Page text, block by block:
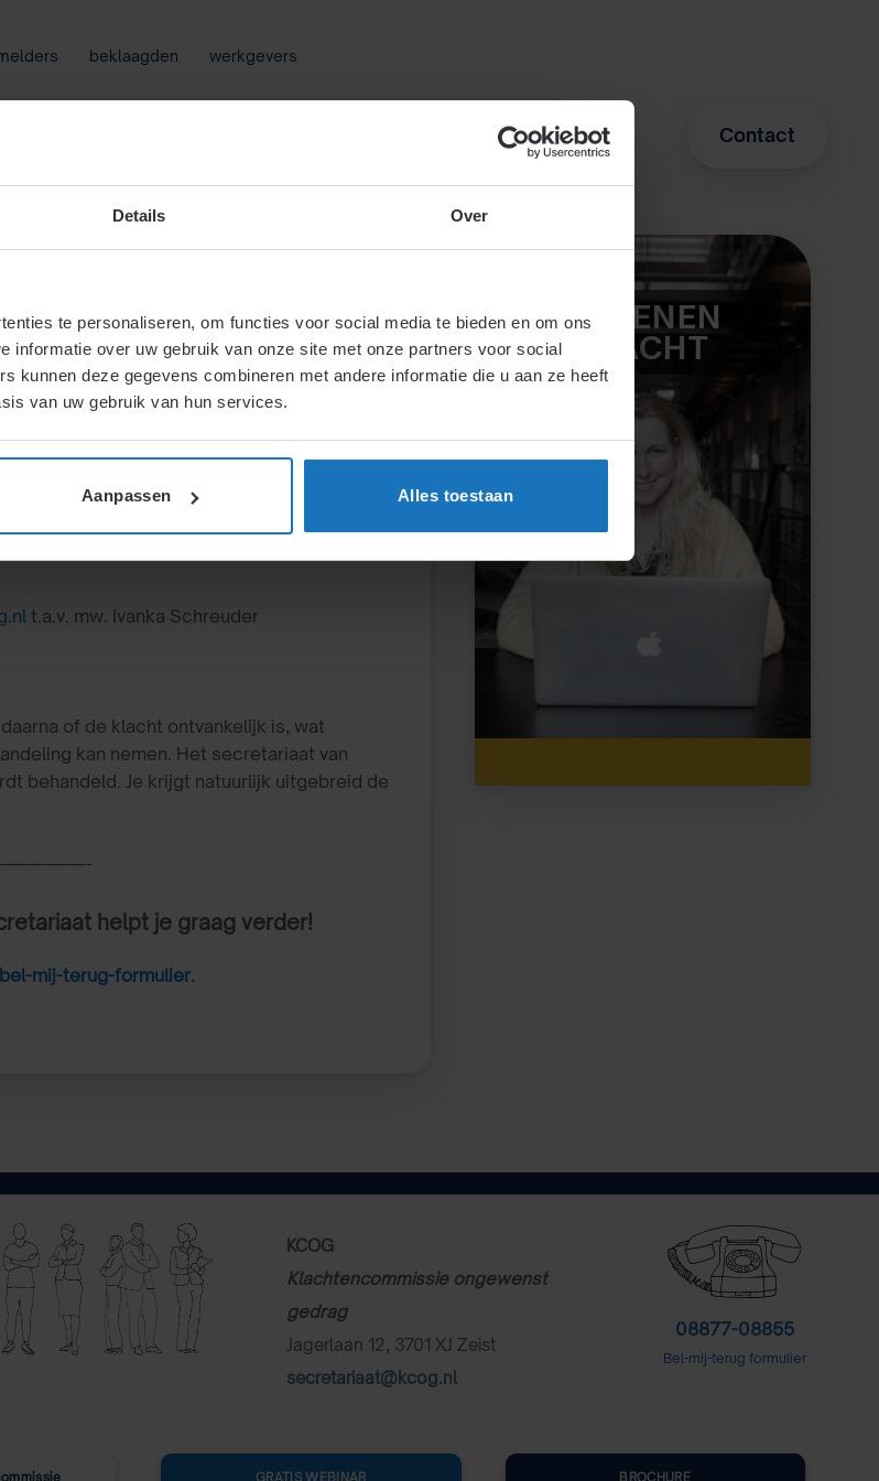
Details Over
te personaliseren, om functies voor social media te bieden en om ons
informatie over uw gebruik van onze site met onze partners voor social
kunnen deze gegevens combineren met andere informatie die u aan ze heeft
van uw gebruik van hun services.
Aanpassen Alles toestaan
beklaagden werkgevers
Training / webinar Contact
gedrag
bij ons secretariaat een klacht indienen.
omschrijving van de klacht en natuurlijk
een klacht duidelijk en compleet te maken,
t.a.v. mw. Ivanka Schreuder
of de klacht ontvankelijk is, wat
kan nemen. Het secretariaat van
behandeld. Je krijgt natuurlijk uitgebreid de
helpt je graag verder!
bel-mij-terug-formulier.
INDIENEN
KLACHT
KCOG
Klachtencommissie ongewenst
gedrag
Jagerlaan 12, 3701 XJ Zeist
secretariaat@kcog.nl
08877-08855
Bel-mij-terug formulier
GRATIS WEBINAR BROCHURE